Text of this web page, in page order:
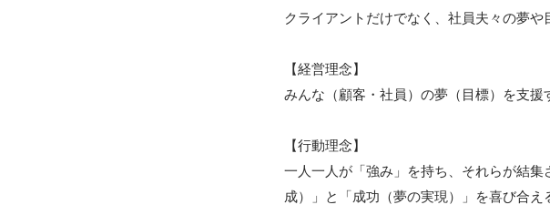
クライアントだけでなく、社員夫々の夢
【経営理念】
みんな（顧客・社員）の夢（目標）を支援
【行動理念】
一人一人が「強み」を持ち、それらが結
成）」と「成功（夢の実現）」を喜び合え